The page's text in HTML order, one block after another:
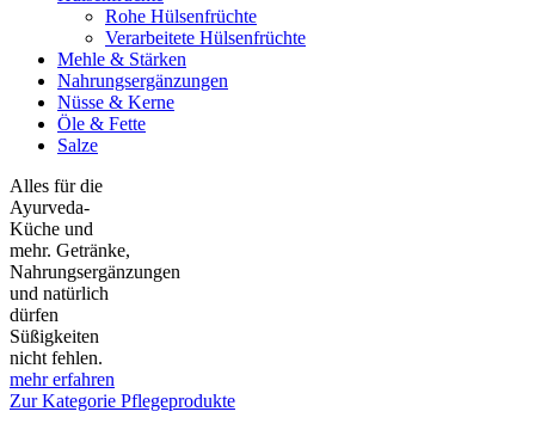
Rohe Hülsenfrüchte
Verarbeitete Hülsenfrüchte
Mehle & Stärken
Nahrungsergänzungen
Nüsse & Kerne
Öle & Fette
Salze
Alles für die
Ayurveda-
Küche und
mehr. Getränke,
Nahrungsergänzungen
und natürlich
dürfen
Süßigkeiten
nicht fehlen.
mehr erfahren
Zur Kategorie Pflegeprodukte